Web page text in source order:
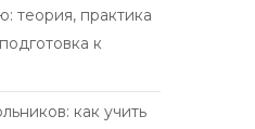
теория, практика
к
как учить